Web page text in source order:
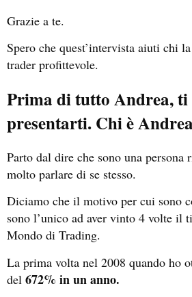
Grazie a te.
Spero che quest’intervista aiuti chi
trader profittevole.
Prima di tutto Andrea, ti
presentarti. Chi è
Parto dal dire che sono una persona
molto parlare di se stesso.
Diciamo che il motivo per cui sono
sono l’unico ad aver vinto 4 volte il
Mondo di Trading.
La prima volta nel 2008 quando ho
del 672% in un anno.